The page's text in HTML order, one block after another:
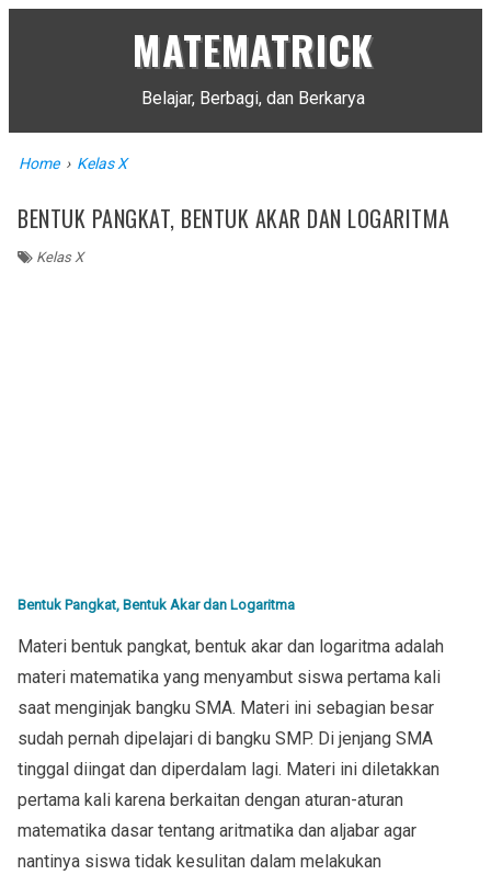
MATEMATRICK
Belajar, Berbagi, dan Berkarya
Home › Kelas X
BENTUK PANGKAT, BENTUK AKAR DAN LOGARITMA
Kelas X
Bentuk Pangkat, Bentuk Akar dan Logaritma
Materi bentuk pangkat, bentuk akar dan logaritma adalah
materi matematika yang menyambut siswa pertama kali
saat menginjak bangku SMA. Materi ini sebagian besar
sudah pernah dipelajari di bangku SMP. Di jenjang SMA
tinggal diingat dan diperdalam lagi. Materi ini diletakkan
pertama kali karena berkaitan dengan aturan-aturan
matematika dasar tentang aritmatika dan aljabar agar
nantinya siswa tidak kesulitan dalam melakukan